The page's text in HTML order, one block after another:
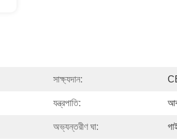
সাক্ষ্যদান:
যন্ত্রপাতি:
অভ্যন্তরীণ ঘা: